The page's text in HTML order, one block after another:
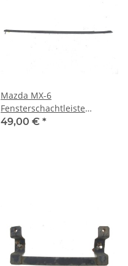
Mazda MX-6
Fensterschachtleiste
Dichtleiste Leiste Fenster
49,00 € *